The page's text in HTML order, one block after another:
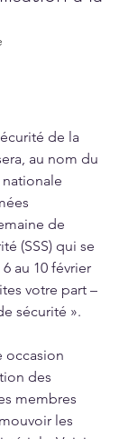
de la
au nom du
de
(SSS) qui se
au 10 février
votre part –
sécurité ».
occasion
des
membres
les